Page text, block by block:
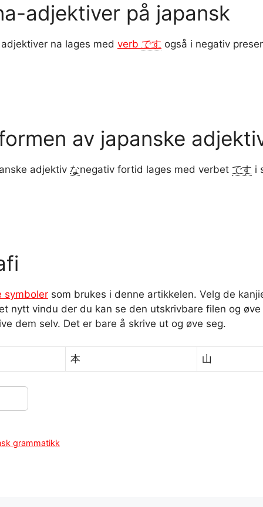
adjektiver på japansk
na lages med verb です også i negativ
av japanske
adjektiv なnegativ fortid lages med verbet です i
symboler som brukes i denne artikkelen. Velg de
nytt vindu der du kan se den utskrivbare filen og
dem selv. Det er bare å skrive ut og øve seg.
本 山
grammatikk